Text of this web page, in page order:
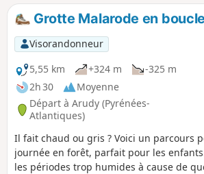
Grotte Malarode en boucle
Visorandonneur
5,55 km
+324 m
-325 m
2h 30
Moyenne
Départ à Arudy (Pyrénées-
Atlantiques)
Il fait chaud ou gris ? Voici un parcours
journée en forêt, parfait pour les
les périodes trop humides à cause de